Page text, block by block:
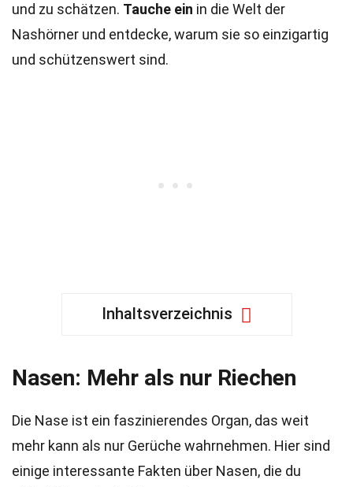
und zu schätzen. Tauche ein in die Welt der
Nashörner und entdecke, warum sie so einzigartig
und schützenswert sind.
Inhaltsverzeichnis
Nasen: Mehr als nur Riechen
Die Nase ist ein faszinierendes Organ, das weit
mehr kann als nur Gerüche wahrnehmen. Hier sind
einige interessante Fakten über Nasen, die du